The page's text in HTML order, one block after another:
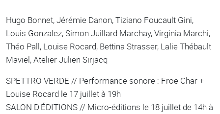
Hugo Bonnet, Jérémie Danon, Tiziano Foucault Gini,
Louis Gonzalez, Simon Juillard Marchay, Virginia Marchi,
Théo Pall, Louise Rocard, Bettina Strasser, Lalie Thébault
Maviel, Atelier Julien Sirjacq
SPETTRO VERDE // Performance sonore : Froe Char +
Louise Rocard le 17 juillet à 19h
SALON D'ÉDITIONS // Micro-éditions le 18 juillet de 14h à